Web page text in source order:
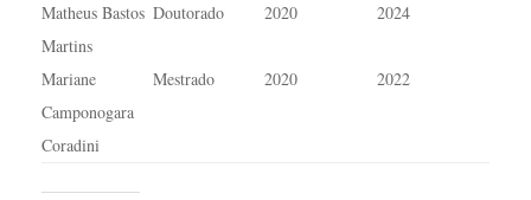
Matheus Bastos
Martins
Doutorado 2020 2024
Mariane
Camponogara
Coradini
Mestrado 2020 2022